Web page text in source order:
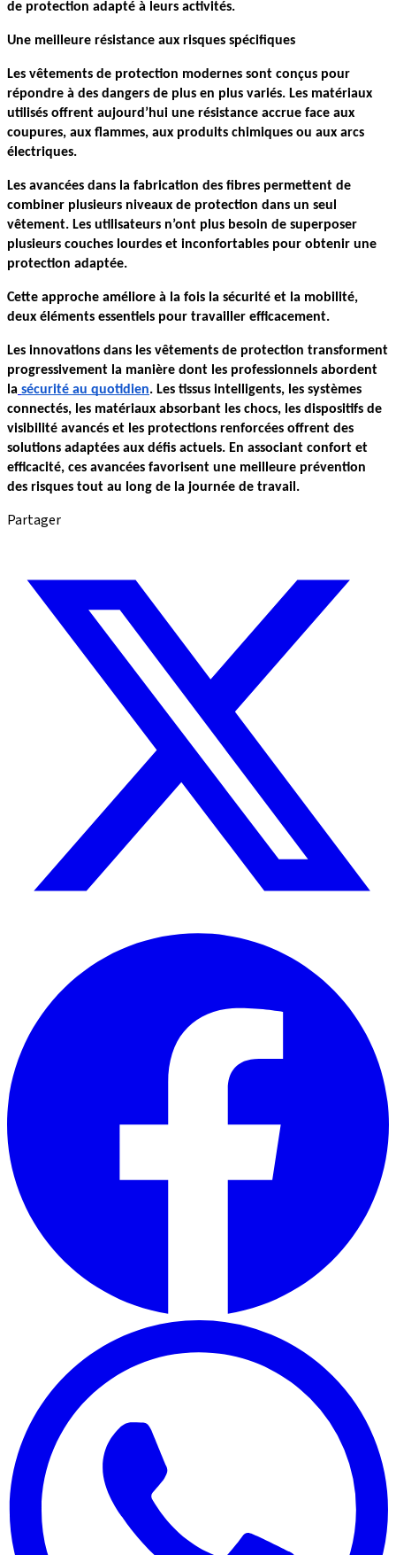
de protection adapté à leurs activités.
Une meilleure résistance aux risques spécifiques
Les vêtements de protection modernes sont conçus pour
répondre à des dangers de plus en plus variés. Les matériaux
utilisés offrent aujourd’hui une résistance accrue face aux
coupures, aux flammes, aux produits chimiques ou aux arcs
électriques.
Les avancées dans la fabrication des fibres permettent de
combiner plusieurs niveaux de protection dans un seul
vêtement. Les utilisateurs n’ont plus besoin de superposer
plusieurs couches lourdes et inconfortables pour obtenir une
protection adaptée.
Cette approche améliore à la fois la sécurité et la mobilité,
deux éléments essentiels pour travailler efficacement.
Les innovations dans les vêtements de protection transforment
progressivement la manière dont les professionnels abordent
la sécurité au quotidien. Les tissus intelligents, les systèmes
connectés, les matériaux absorbant les chocs, les dispositifs de
visibilité avancés et les protections renforcées offrent des
solutions adaptées aux défis actuels. En associant confort et
efficacité, ces avancées favorisent une meilleure prévention
des risques tout au long de la journée de travail.
Partager